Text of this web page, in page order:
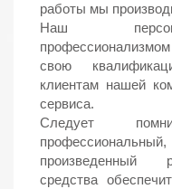
работы мы
Наш
свою
клиентам нашей
сервиса.
Следует
профессиональный,
произведенный
средства